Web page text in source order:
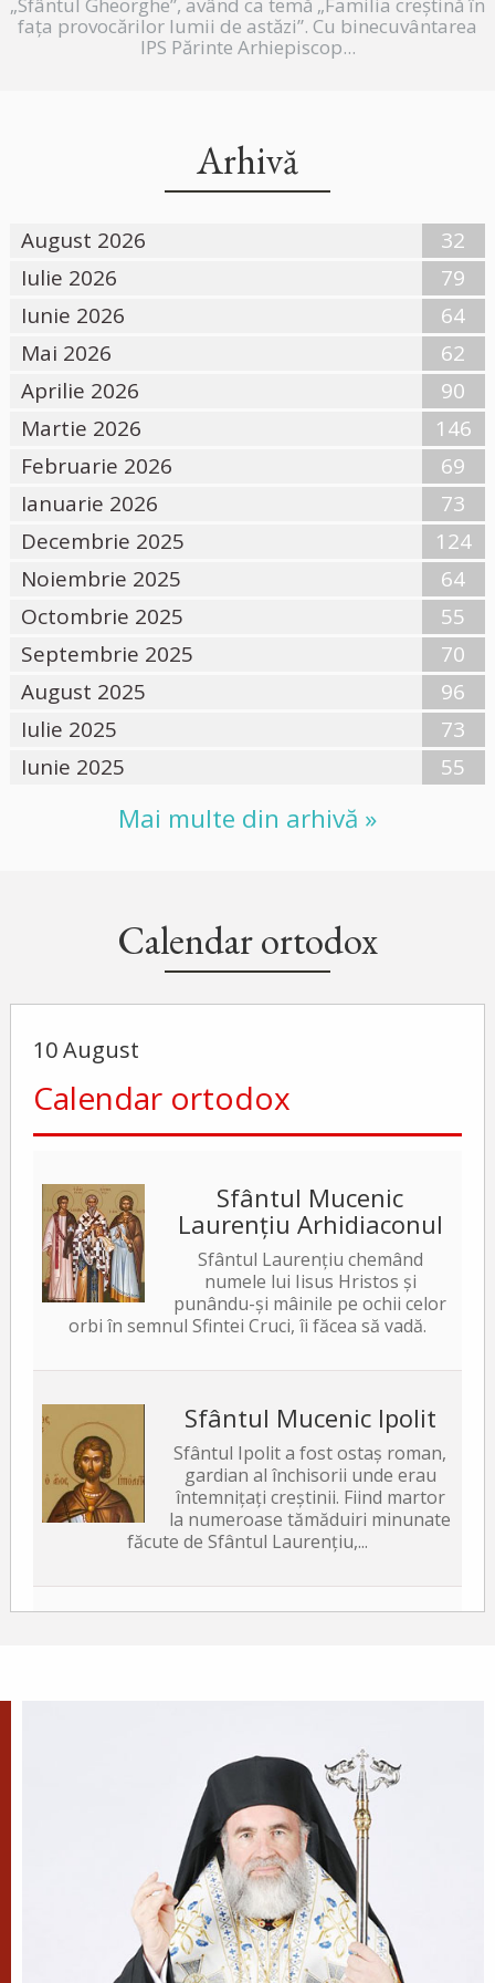
fața provocărilor lumii de astăzi”. Cu binecuvântarea
IPS Părinte Arhiepiscop...
Arhivă
August 2026
32
Iulie 2026
79
Iunie 2026
64
Mai 2026
62
Aprilie 2026
90
Martie 2026
146
Februarie 2026
69
Ianuarie 2026
73
Decembrie 2025
124
Noiembrie 2025
64
Octombrie 2025
55
Septembrie 2025
70
August 2025
96
Iulie 2025
73
Iunie 2025
55
Mai multe din arhivă »
Calendar ortodox
10 August
Calendar ortodox
Sfântul Mucenic
Laurențiu Arhidiaconul
Sfântul Laurențiu chemând
numele lui Iisus Hristos și
punându-și mâinile pe ochii celor
orbi în semnul Sfintei Cruci, îi făcea să vadă.
Sfântul Mucenic Ipolit
Sfântul Ipolit a fost ostaș roman,
gardian al închisorii unde erau
întemnițați creștinii. Fiind martor
la numeroase tămăduiri minunate
făcute de Sfântul Laurențiu,...
Hristos.
Apostolul zilei
Fraților, v-am scris vouă aceasta, ca nu cumva, la
venirea mea, să am întristare de la aceia care
trebuie să mă bucure, fiind încredințat despre voi
toți că bucuria mea este și...